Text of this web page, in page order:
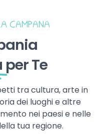
CAMPANA
per Te
tra cultura, arte in
dei luoghi e altre
nei paesi e nelle
tua regione.